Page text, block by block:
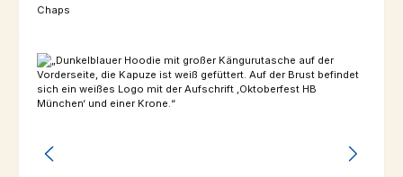
Chaps
Bildergalerie überspringen